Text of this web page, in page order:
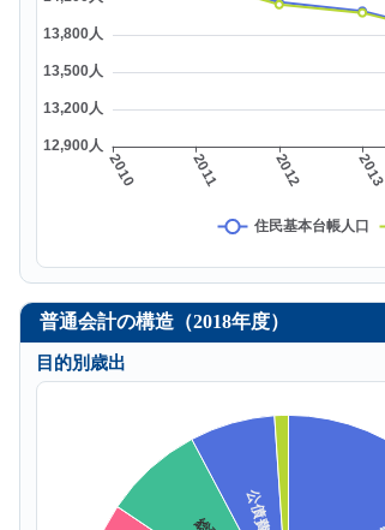
普通会計の構造（2018年度）
目的別歳出